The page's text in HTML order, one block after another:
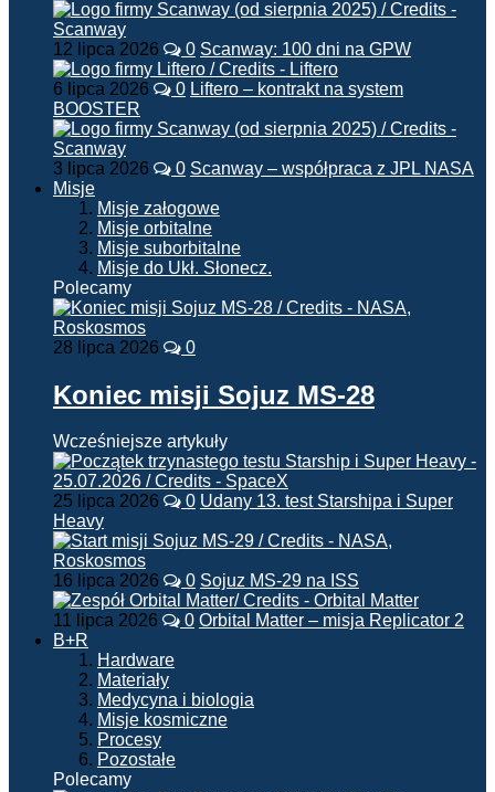
12 lipca 2026 0 Scanway: 100 dni na GPW
6 lipca 2026 0 Liftero – kontrakt na system
BOOSTER
3 lipca 2026 0 Scanway – współpraca z JPL NASA
Misje
Misje załogowe
Misje orbitalne
Misje suborbitalne
Misje do Ukł. Słonecz.
Polecamy
28 lipca 2026 0
Koniec misji Sojuz MS-28
Wcześniejsze artykuły
25 lipca 2026 0 Udany 13. test Starshipa i Super
Heavy
16 lipca 2026 0 Sojuz MS-29 na ISS
11 lipca 2026 0 Orbital Matter – misja Replicator 2
B+R
Hardware
Materiały
Medycyna i biologia
Misje kosmiczne
Procesy
Pozostałe
Polecamy